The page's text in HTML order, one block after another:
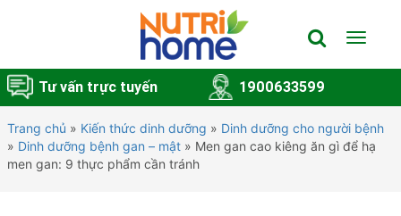
Toggle
Tư vấn trực tuyến 1900633599
Trang chủ » Kiến thức dinh dưỡng » Dinh dưỡng cho người bệnh
» Dinh dưỡng bệnh gan – mật » Men gan cao kiêng ăn gì để hạ
men gan: 9 thực phẩm cần tránh